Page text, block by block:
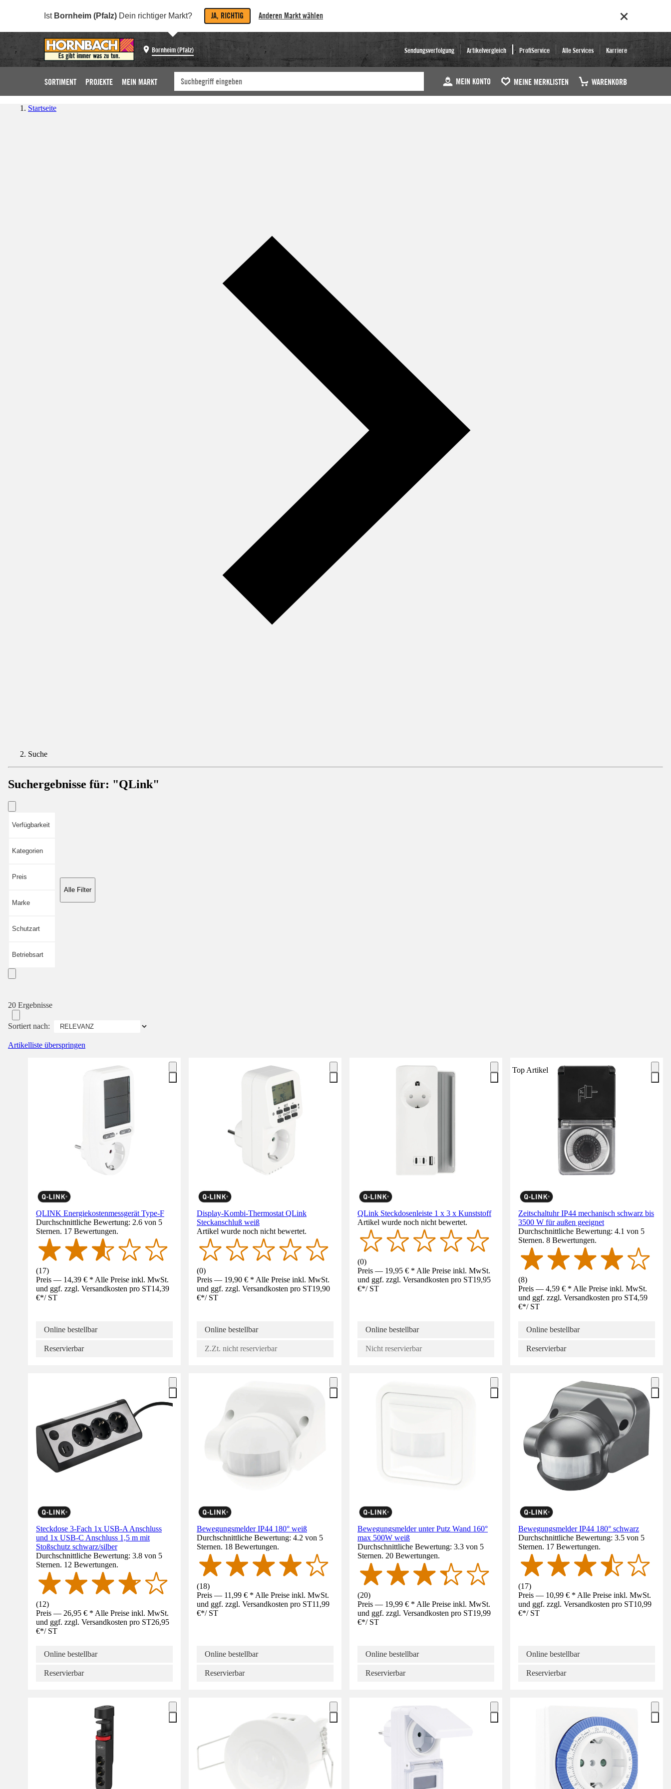
Ist Bornheim (Pfalz) Dein richtiger Markt? JA, RICHTIG Anderen Markt wählen
Bornheim (Pfalz) Sendungsverfolgung Artikelvergleich ProfiService Alle Services Karriere
SORTIMENT PROJEKTE MEIN MARKT MEIN KONTO MEINE MERKLISTEN WARENKORB
Startseite
Suche
Suchergebnisse für: "QLink"
Verfügbarkeit
Kategorien
Preis
Marke
Schutzart
Betriebsart
Alle Filter
20 Ergebnisse
Sortiert nach:
Artikelliste überspringen
QLINK Energiekostenmessgerät Type-F
Durchschnittliche Bewertung: 2.6 von 5
Sternen. 17 Bewertungen.
(17)
Preis — 14,39 € * Alle Preise inkl. MwSt.
und ggf. zzgl. Versandkosten pro ST14,39
€*/ ST
Online bestellbar
Reservierbar
Display-Kombi-Thermostat QLink
Steckanschluß weiß
Artikel wurde noch nicht bewertet.
(0)
Preis — 19,90 € * Alle Preise inkl. MwSt.
und ggf. zzgl. Versandkosten pro ST19,90
€*/ ST
Online bestellbar
Z.Zt. nicht reservierbar
QLink Steckdosenleiste 1 x 3 x Kunststoff
Artikel wurde noch nicht bewertet.
(0)
Preis — 19,95 € * Alle Preise inkl. MwSt.
und ggf. zzgl. Versandkosten pro ST19,95
€*/ ST
Online bestellbar
Nicht reservierbar
Top Artikel
Zeitschaltuhr IP44 mechanisch schwarz bis
3500 W für außen geeignet
Durchschnittliche Bewertung: 4.1 von 5
Sternen. 8 Bewertungen.
(8)
Preis — 4,59 € * Alle Preise inkl. MwSt.
und ggf. zzgl. Versandkosten pro ST4,59
€*/ ST
Online bestellbar
Reservierbar
Steckdose 3-Fach 1x USB-A Anschluss
und 1x USB-C Anschluss 1,5 m mit
Stoßschutz schwarz/silber
Durchschnittliche Bewertung: 3.8 von 5
Sternen. 12 Bewertungen.
(12)
Preis — 26,95 € * Alle Preise inkl. MwSt.
und ggf. zzgl. Versandkosten pro ST26,95
€*/ ST
Online bestellbar
Reservierbar
Bewegungsmelder IP44 180° weiß
Durchschnittliche Bewertung: 4.2 von 5
Sternen. 18 Bewertungen.
(18)
Preis — 11,99 € * Alle Preise inkl. MwSt.
und ggf. zzgl. Versandkosten pro ST11,99
€*/ ST
Online bestellbar
Reservierbar
Bewegungsmelder unter Putz Wand 160°
max 500W weiß
Durchschnittliche Bewertung: 3.3 von 5
Sternen. 20 Bewertungen.
(20)
Preis — 19,99 € * Alle Preise inkl. MwSt.
und ggf. zzgl. Versandkosten pro ST19,99
€*/ ST
Online bestellbar
Reservierbar
Bewegungsmelder IP44 180° schwarz
Durchschnittliche Bewertung: 3.5 von 5
Sternen. 17 Bewertungen.
(17)
Preis — 10,99 € * Alle Preise inkl. MwSt.
und ggf. zzgl. Versandkosten pro ST10,99
€*/ ST
Online bestellbar
Reservierbar